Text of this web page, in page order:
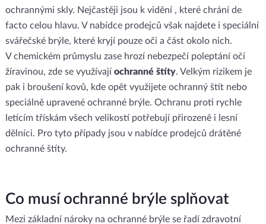
ochrannými skly. Nejčastěji jsou k vidění , které chrání de
facto celou hlavu. V nabídce prodejců však najdete i speciální
svářečské brýle, které kryjí pouze oči a část okolo nich.
V chemickém průmyslu zase hrozí nebezpečí poleptání očí
žíravinou, zde se využívají ochranné štíty. Velkým rizikem je
pak i broušení kovů, kde opět využijete ochranný štít nebo
speciálně upravené ochranné brýle. Ochranu proti rychle
letícím třískám všech velikostí potřebují přirozeně i lesní
dělníci. Pro tyto případy jsou v nabídce prodejců drátěné
ochranné štíty.
Co musí ochranné brýle splňovat
Mezi základní nároky na ochranné brýle se řadí zdravotní